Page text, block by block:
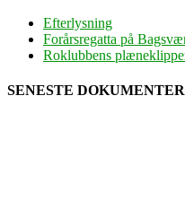
Efterlysning
Forårsregatta på
Roklubbens
SENESTE DOKUMENTER